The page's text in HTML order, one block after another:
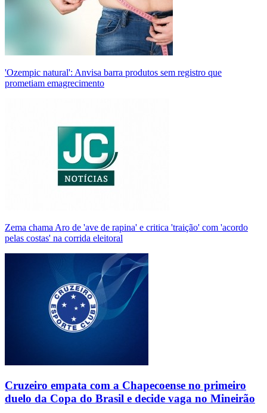
'Ozempic natural': Anvisa barra produtos sem registro que
prometiam emagrecimento
Zema chama Aro de 'ave de rapina' e critica 'traição' com 'acordo
pelas costas' na corrida eleitoral
Cruzeiro empata com a Chapecoense no primeiro
duelo da Copa do Brasil e decide vaga no Mineirão